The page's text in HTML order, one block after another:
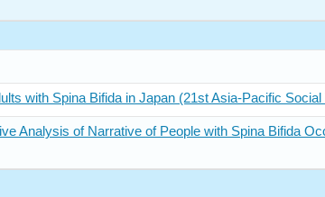
with Spina Bifida in Japan (21st Asia-Pacific
Analysis of Narrative of People with Spina Bifida